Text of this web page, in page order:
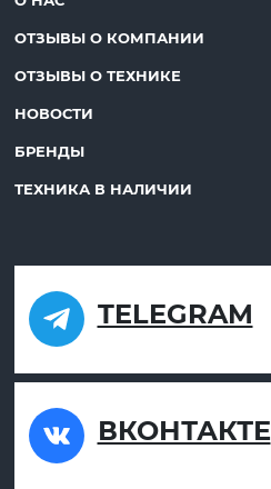
ОТЗЫВЫ О КОМПАНИИ
ОТЗЫВЫ О ТЕХНИКЕ
НОВОСТИ
БРЕНДЫ
ТЕХНИКА В НАЛИЧИИ
TELEGRAM
ВКОНТАКТЕ